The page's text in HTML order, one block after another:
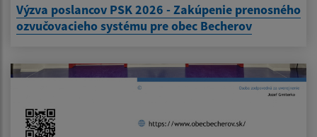
Výzva poslancov PSK 2026 - Zakúpenie prenosného
ozvučovacieho systému pre obec Becherov